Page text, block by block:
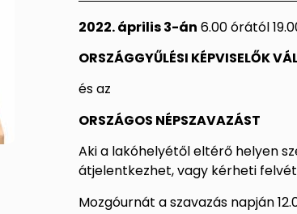
2022. április 3-án 6.00 órától
ORSZÁGGYŰLÉSI KÉPVISELŐK
és az
ORSZÁGOS NÉPSZAVAZÁST
Aki a lakóhelyétől eltérő helyen
átjelentkezhet, vagy kérheti
Mozgóurnát a szavazás napján